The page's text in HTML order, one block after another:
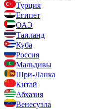
Турция
Египет
ОАЭ
Таиланд
Куба
Россия
Мальдивы
Шри-Ланка
Китай
Абхазия
Венесуэла